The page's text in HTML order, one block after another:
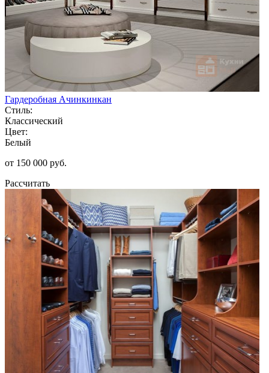
Гардеробная Ачинкинкан
Стиль:
Классический
Цвет:
Белый
от 150 000 руб.
Рассчитать